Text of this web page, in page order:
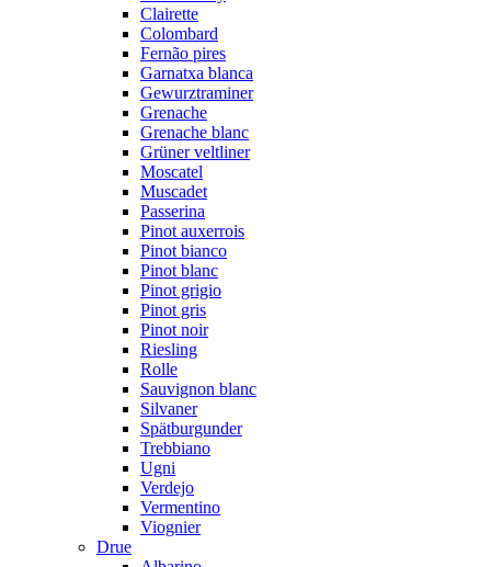
Clairette
Colombard
Fernão pires
Garnatxa blanca
Gewurztraminer
Grenache
Grenache blanc
Grüner veltliner
Moscatel
Muscadet
Passerina
Pinot auxerrois
Pinot bianco
Pinot blanc
Pinot grigio
Pinot gris
Pinot noir
Riesling
Rolle
Sauvignon blanc
Silvaner
Spätburgunder
Trebbiano
Ugni
Verdejo
Vermentino
Viognier
Drue